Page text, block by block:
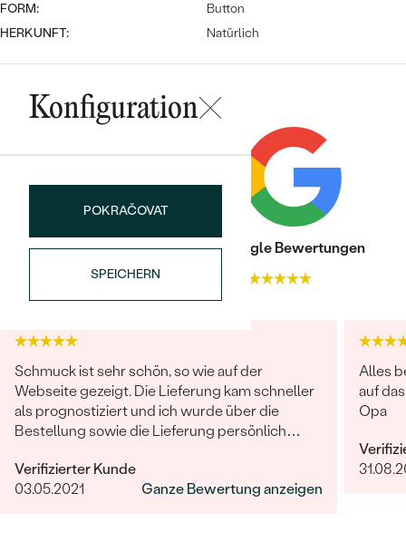
Wave Kollektion
ANSEHEN
SYMBOLISCH
MINIMALISTISCH
NACH ANLASS
NACH DER FARBE
NACH DER FORM
MASSGEFERTIGTER
Meistverkaufte
Ohrrinnge
Personalisierte
Halsketten
ANSEHEN
Meistverkaufte
Ringe
FORM:
Button
HERKUNFT:
Natürlich
Konfiguration
POKRAČOVAT
SPEICHERN
Trusted shop BewertungenGoogle Bewertungen
Schmuck ist sehr schön, so wie auf der
Webseite gezeigt. Die Lieferung kam schneller
als prognostiziert und ich wurde über die
Bestellung sowie die Lieferung persönlich
Verifizierter Kunde
03.05.2021
Ganze Bewertung anzeigen
Alles
auf
Opa